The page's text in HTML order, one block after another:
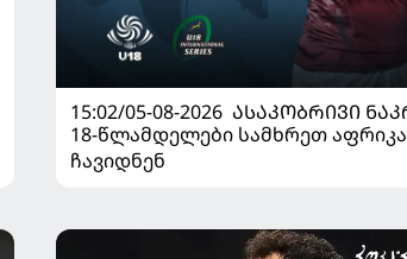
15:02/05-08-2026 ᲐᲡᲐᲙᲝᲑᲠᲘᲕᲘ
18-წლამდელები სამხრეთ
ჩავიდნენ